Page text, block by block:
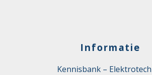
Informatie
Kennisbank –